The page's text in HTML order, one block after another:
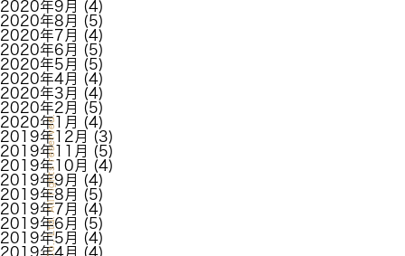
2020年9月
(4)
2020年8月
(5)
2020年7月
(4)
2020年6月
(5)
2020年5月
(5)
2020年4月
(4)
2020年3月
(4)
2020年2月
(5)
2020年1月
(4)
2019年12月
(3)
2019年11月
(5)
2019年10月
(4)
2019年9月
(4)
2019年8月
(5)
2019年7月
(4)
2019年6月
(5)
2019年5月
(4)
2019年4月
(4)